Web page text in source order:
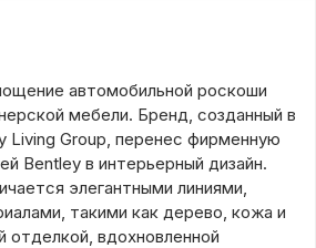
автомобильной роскоши
мебели. Бренд, созданный в
Living Group, перенес фирменную
Bentley в интерьерный дизайн.
элегантными линиями,
такими как дерево, кожа и
отделкой, вдохновленной